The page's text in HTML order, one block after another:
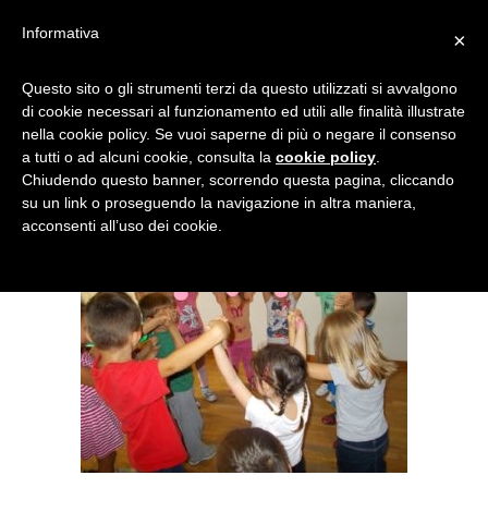
PESCIOLINI IN MARE
×
Informativa
Questo sito o gli strumenti terzi da questo utilizzati si avvalgono
di cookie necessari al funzionamento ed utili alle finalità illustrate
nella cookie policy. Se vuoi saperne di più o negare il consenso
a tutti o ad alcuni cookie, consulta la cookie policy
Chiudendo questo banner, scorrendo questa pagina, cliccando
su un link o proseguendo la navigazione in altra maniera,
acconsenti all’uso dei cookie.